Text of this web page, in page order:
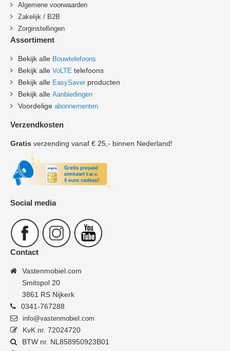
Algemene voorwaarden
Zakelijk / B2B
Zorginstellingen
Assortiment
Bekijk alle Bouwtelefoons
Bekijk alle VoLTE telefoons
Bekijk alle EasySaver producten
Bekijk alle Aanbiedingen
Voordelige abonnementen
Verzendkosten
Gratis verzending vanaf € 25,- binnen Nederland!
Social media
Contact
Vastenmobiel.com
Smitspol 20
3861 RS Nijkerk
0341-767288
info@vastenmobiel.com
KvK nr. 72024720
BTW nr. NL858950923B01